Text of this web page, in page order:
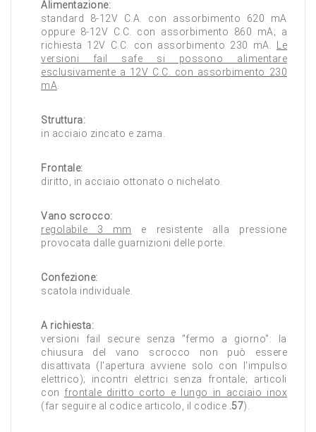
Alimentazione:
standard 8-12V C.A. con assorbimento 620 mA
oppure 8-12V C.C. con assorbimento 860 mA; a
richiesta 12V C.C. con assorbimento 230 mA.
Le
versioni fail safe si possono alimentare
esclusivamente a 12V C.C. con assorbimento 230
mA
Struttura:
in acciaio zincato e zama.
Frontale:
diritto, in acciaio ottonato o nichelato.
Vano scrocco:
regolabile 3 mm e resistente alla pressione
provocata dalle guarnizioni delle porte.
Confezione:
scatola individuale.
A richiesta:
versioni fail secure senza "fermo a giorno": la
chiusura del vano scrocco non può essere
disattivata (l'apertura avviene solo con l'impulso
elettrico); incontri elettrici senza frontale; articoli
con frontale diritto corto e lungo in acciaio inox
(far seguire al codice articolo, il codice .57).